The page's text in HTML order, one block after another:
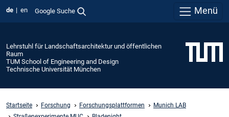
de en Google Suche Menü
Lehrstuhl für Landschaftsarchitektur und öffentlichen
Raum
TUM School of Engineering and Design
Technische Universität München
Startseite Forschung Forschungsplattformen
Munich LAB